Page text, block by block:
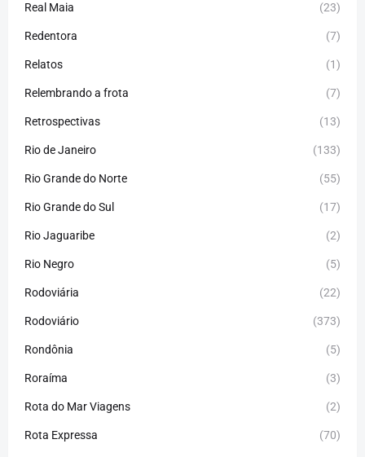
Real Maia (23)
Redentora (7)
Relatos (1)
Relembrando a frota (7)
Retrospectivas (13)
Rio de Janeiro (133)
Rio Grande do Norte (55)
Rio Grande do Sul (17)
Rio Jaguaribe (2)
Rio Negro (5)
Rodoviária (22)
Rodoviário (373)
Rondônia (5)
Roraíma (3)
Rota do Mar Viagens (2)
Rota Expressa (70)